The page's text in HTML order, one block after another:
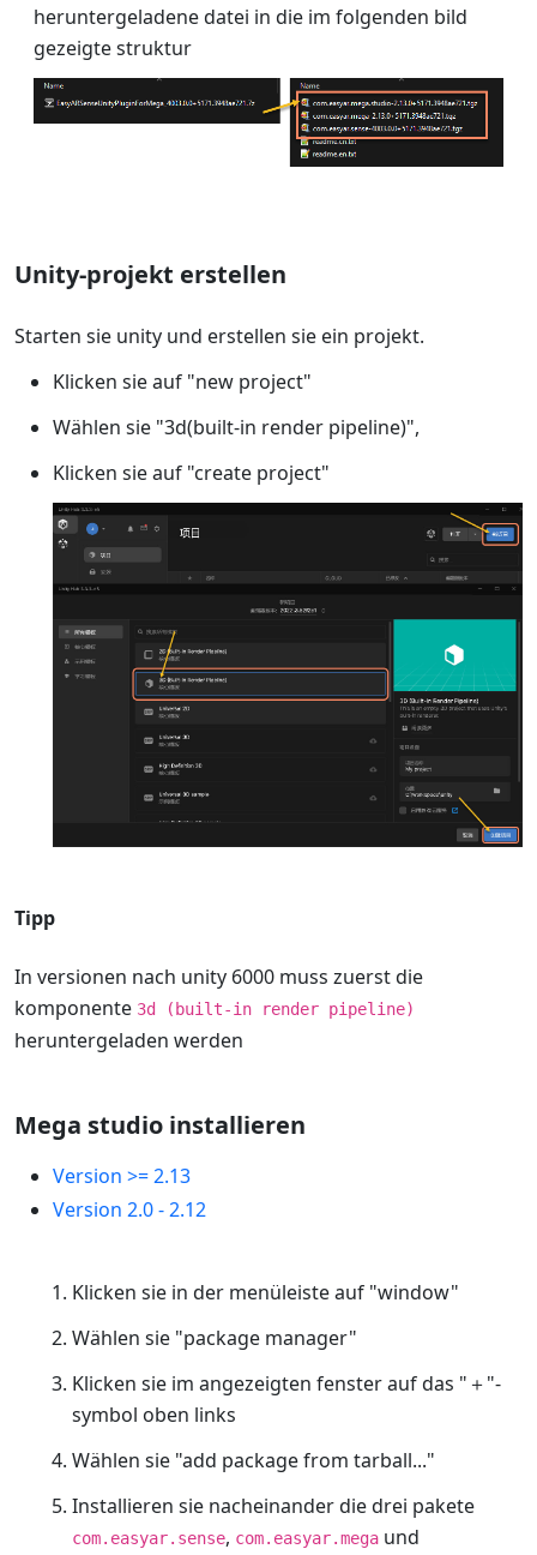
heruntergeladene datei in die im folgenden bild
gezeigte struktur
Unity-projekt erstellen
Starten sie unity und erstellen sie ein projekt.
Klicken sie auf "new project"
Wählen sie "3d(built-in render pipeline)",
Klicken sie auf "create project"
Tipp
In versionen nach unity 6000 muss zuerst die
komponente 3d (built-in render pipeline)
heruntergeladen werden
Mega studio installieren
Version >= 2.13
Version 2.0 - 2.12
Klicken sie in der menüleiste auf "window"
Wählen sie "package manager"
Klicken sie im angezeigten fenster auf das "＋"-
symbol oben links
Wählen sie "add package from tarball..."
Installieren sie nacheinander die drei pakete
com.easyar.sense, com.easyar.mega und